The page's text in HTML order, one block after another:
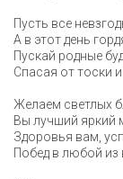
Пусть все
А в этот день
Пускай родные
Спасая от тоски и
Желаем светлых
Вы лучший яркий
Здоровья вам,
Побед в любой